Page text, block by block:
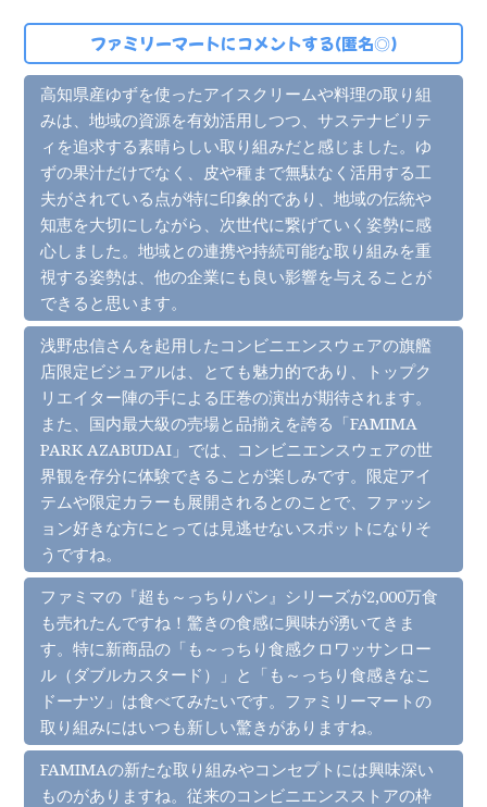
ファミリーマートにコメントする(匿名◎)
高知県産ゆずを使ったアイスクリームや料理の取り組
みは、地域の資源を有効活用しつつ、サステナビリテ
ィを追求する素晴らしい取り組みだと感じました。ゆ
ずの果汁だけでなく、皮や種まで無駄なく活用する工
夫がされている点が特に印象的であり、地域の伝統や
知恵を大切にしながら、次世代に繋げていく姿勢に感
心しました。地域との連携や持続可能な取り組みを重
視する姿勢は、他の企業にも良い影響を与えることが
できると思います。
浅野忠信さんを起用したコンビニエンスウェアの旗艦
店限定ビジュアルは、とても魅力的であり、トップク
リエイター陣の手による圧巻の演出が期待されます。
また、国内最大級の売場と品揃えを誇る「FAMIMA
PARK AZABUDAI」では、コンビニエンスウェアの世
界観を存分に体験できることが楽しみです。限定アイ
テムや限定カラーも展開されるとのことで、ファッシ
ョン好きな方にとっては見逃せないスポットになりそ
うですね。
ファミマの『超も～っちりパン』シリーズが2,000万食
も売れたんですね！驚きの食感に興味が湧いてきま
す。特に新商品の「も～っちり食感クロワッサンロー
ル（ダブルカスタード）」と「も～っちり食感きなこ
ドーナツ」は食べてみたいです。ファミリーマートの
取り組みにはいつも新しい驚きがありますね。
FAMIMAの新たな取り組みやコンセプトには興味深い
ものがありますね。従来のコンビニエンスストアの枠